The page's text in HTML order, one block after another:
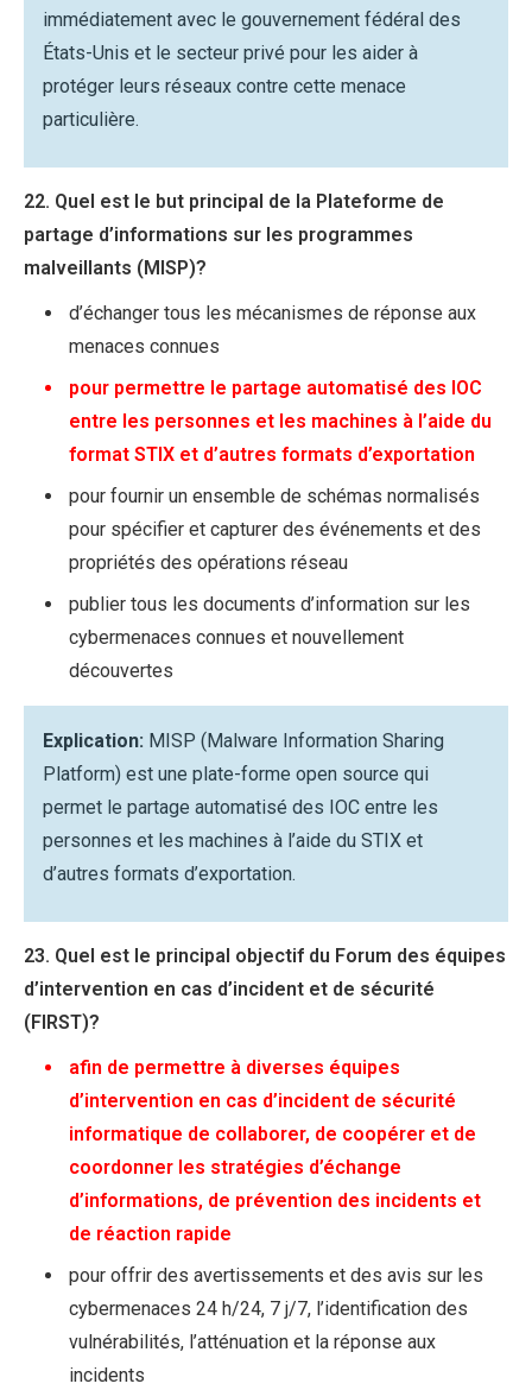
immédiatement avec le gouvernement fédéral des
États-Unis et le secteur privé pour les aider à
protéger leurs réseaux contre cette menace
particulière.
22. Quel est le but principal de la Plateforme de
partage d’informations sur les programmes
malveillants (MISP)?
d’échanger tous les mécanismes de réponse aux
menaces connues
pour permettre le partage automatisé des IOC
entre les personnes et les machines à l’aide du
format STIX et d’autres formats d’exportation
pour fournir un ensemble de schémas normalisés
pour spécifier et capturer des événements et des
propriétés des opérations réseau
publier tous les documents d’information sur les
cybermenaces connues et nouvellement
découvertes
Explication: MISP (Malware Information Sharing
Platform) est une plate-forme open source qui
permet le partage automatisé des IOC entre les
personnes et les machines à l’aide du STIX et
d’autres formats d’exportation.
23. Quel est le principal objectif du Forum des équipes
d’intervention en cas d’incident et de sécurité
(FIRST)?
afin de permettre à diverses équipes
d’intervention en cas d’incident de sécurité
informatique de collaborer, de coopérer et de
coordonner les stratégies d’échange
d’informations, de prévention des incidents et
de réaction rapide
pour offrir des avertissements et des avis sur les
cybermenaces 24 h/24, 7 j/7, l’identification des
vulnérabilités, l’atténuation et la réponse aux
incidents